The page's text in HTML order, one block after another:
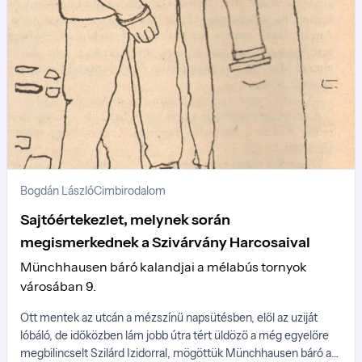
Bogdán LászlóCimbirodalom
Sajtóértekezlet, melynek során
megismerkednek a Szivárvány Harcosaival
Münchhausen báró kalandjai a mélabús tornyok
városában 9.
Ott mentek az utcán a mézszínű napsütésben, elől az uziját
lóbáló, de időközben lám jobb útra tért üldöző a még egyelőre
megbilincselt Szilárd Izidorral, mögöttük Münchhausen báró a